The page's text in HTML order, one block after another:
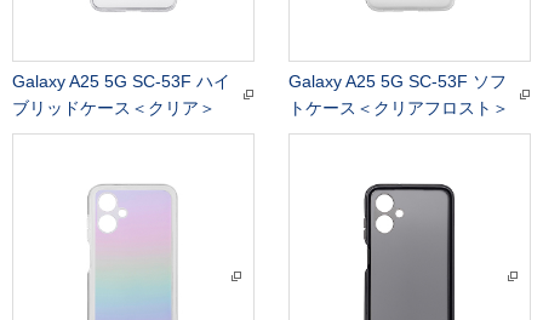
Galaxy A25 5G SC-53F ハイ
ブリッドケース＜クリア＞
Galaxy A25 5G SC-53F ソフ
トケース＜クリアフロスト＞